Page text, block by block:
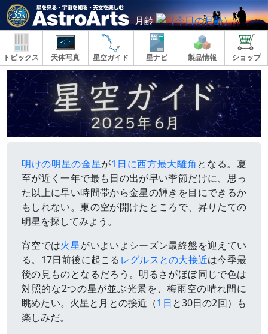
月齢
トピックス 天体写真 星空ガイド 星ナビ 製品情報 ショップ
明けの明星の金星が1日に西方最大離角となる。夏
至が近く一年で最も日の出が早い季節だけに、思っ
た以上に早い時間帯から金星の輝きを目にできるか
もしれない。東の空が開けたところで、昇りたての
明星を探してみよう。
宵空では火星がいよいよシーズン最終盤を迎えてい
る。17日前後に起こる レグルスとの大接近は今季最
後の見ものとなるだろう。明るさがほぼ同じで色は
対照的な2つの星が並ぶ光景を、梅雨空の晴れ間に
眺めたい。火星と月との接近（1日と30日の2回）も
楽しみだ。